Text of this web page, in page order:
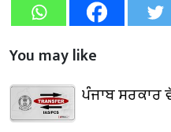
You may like
ਪੰਜਾਬ ਸਰਕਾਰ